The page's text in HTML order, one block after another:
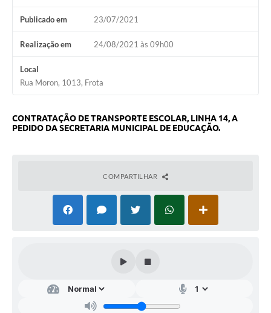
Gabinetes e Secretarias
Contas Públicas
Editais
Links
Publicado em 23/07/2021
Realização em 24/08/2021 às 09h00
Local
Rua Moron, 1013, Frota
CONTRATAÇÃO DE TRANSPORTE ESCOLAR, LINHA 14, A
PEDIDO DA SECRETARIA MUNICIPAL DE EDUCAÇÃO.
COMPARTILHAR